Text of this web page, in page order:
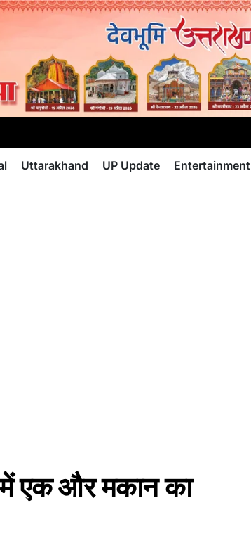
Uttarakhand UP Update Entertainment
में एक और मकान का